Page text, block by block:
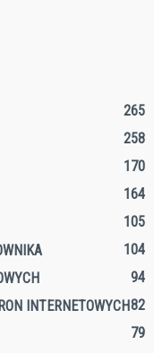
265
258
170
164
105
104
94
INTERNETOWYCH82
79